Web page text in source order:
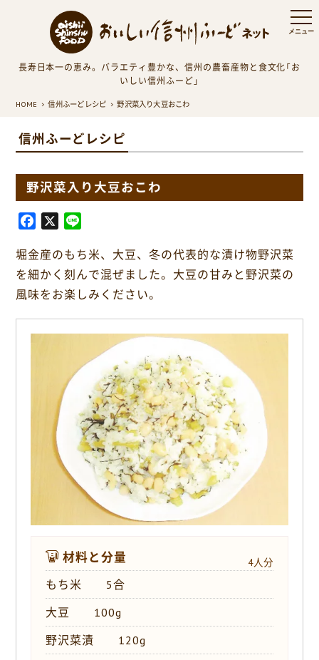
長寿日本一の恵み。バラエティ豊かな、信州の農畜産物と食文化「お
いしい信州ふーど」
HOME 信州ふーどレシピ 野沢菜入り大豆おこわ
信州ふーどレシピ
野沢菜入り大豆おこわ
c
e
b
o
X
n
e
堀金産のもち米、大豆、冬の代表的な漬け物野沢菜
を細かく刻んで混ぜました。大豆の甘みと野沢菜の
風味をお楽しみください。
材料と分量 4人分
もち米 5合
大豆 100g
野沢菜漬 120g